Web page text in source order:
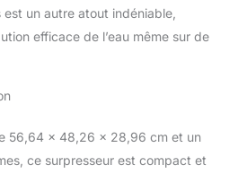
rendement élevé du
système hydraulique de
un autre atout indéniable,
efficace de l’eau même sur de
56,64 x 48,26 x 28,96 cm et un
ce surpresseur est compact et